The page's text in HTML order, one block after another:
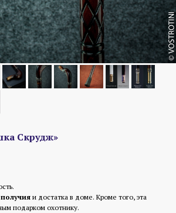
Скрудж»
и достатка в доме. Кроме того, эта
подарком охотнику.